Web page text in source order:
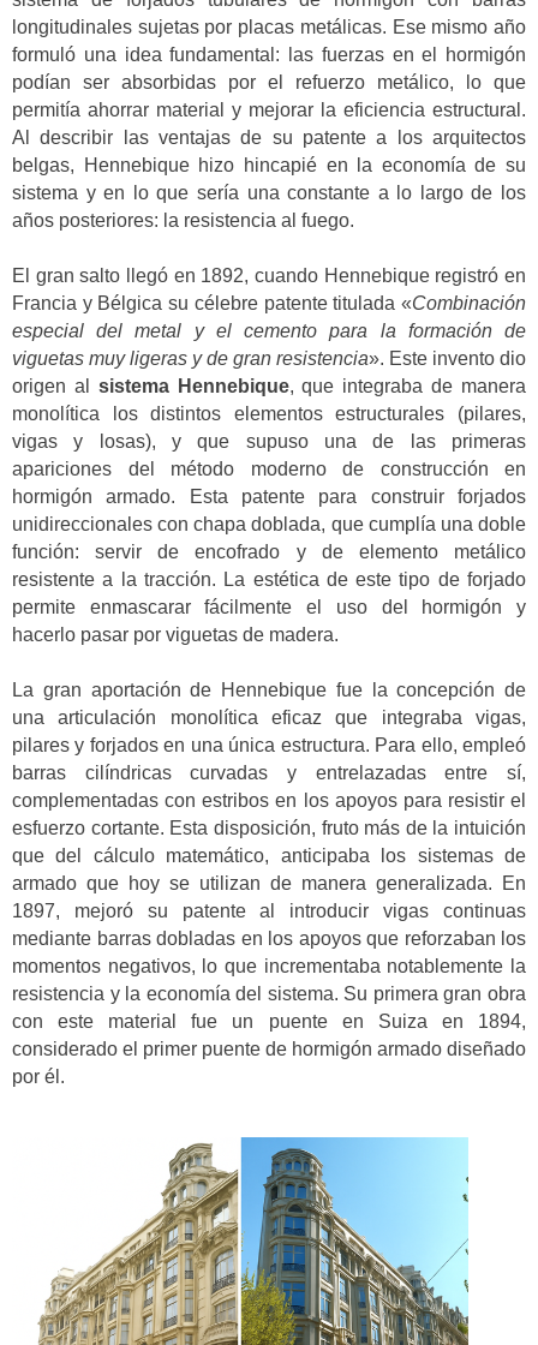
longitudinales sujetas por placas metálicas. Ese mismo año
formuló una idea fundamental: las fuerzas en el hormigón
podían ser absorbidas por el refuerzo metálico, lo que
permitía ahorrar material y mejorar la eficiencia estructural.
Al describir las ventajas de su patente a los arquitectos
belgas, Hennebique hizo hincapié en la economía de su
sistema y en lo que sería una constante a lo largo de los
años posteriores: la resistencia al fuego.
El gran salto llegó en 1892, cuando Hennebique registró en
Francia y Bélgica su célebre patente titulada «Combinación
especial del metal y el cemento para la formación de
viguetas muy ligeras y de gran resistencia». Este invento dio
origen al sistema Hennebique, que integraba de manera
monolítica los distintos elementos estructurales (pilares,
vigas y losas), y que supuso una de las primeras
apariciones del método moderno de construcción en
hormigón armado. Esta patente para construir forjados
unidireccionales con chapa doblada, que cumplía una doble
función: servir de encofrado y de elemento metálico
resistente a la tracción. La estética de este tipo de forjado
permite enmascarar fácilmente el uso del hormigón y
hacerlo pasar por viguetas de madera.
La gran aportación de Hennebique fue la concepción de
una articulación monolítica eficaz que integraba vigas,
pilares y forjados en una única estructura. Para ello, empleó
barras cilíndricas curvadas y entrelazadas entre sí,
complementadas con estribos en los apoyos para resistir el
esfuerzo cortante. Esta disposición, fruto más de la intuición
que del cálculo matemático, anticipaba los sistemas de
armado que hoy se utilizan de manera generalizada. En
1897, mejoró su patente al introducir vigas continuas
mediante barras dobladas en los apoyos que reforzaban los
momentos negativos, lo que incrementaba notablemente la
resistencia y la economía del sistema. Su primera gran obra
con este material fue un puente en Suiza en 1894,
considerado el primer puente de hormigón armado diseñado
por él.